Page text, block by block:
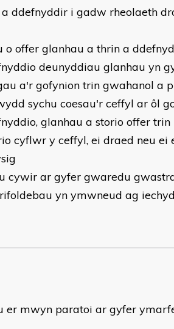
ddefnyddir i gadw rheolaeth
o offer glanhau a thrin a
deunyddiau glanhau yn
a'r gofynion trin gwahanol a
sychu coesau'r ceffyl ar ôl
glanhau a storio offer trin
cyflwr y ceffyl, ei draed neu ei
cywir ar gyfer gwaredu
yn ymwneud ag
er mwyn paratoi ar gyfer